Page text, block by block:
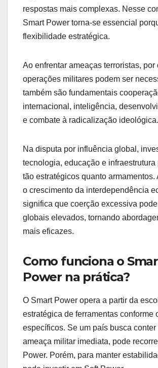
respostas mais complexas. Nesse
Smart Power torna-se essencial
flexibilidade estratégica.
Ao enfrentar ameaças terroristas, por
operações militares podem ser
também são fundamentais
internacional, inteligência,
e combate à radicalização ideológica.
Na disputa por influência global,
tecnologia, educação e infraestrutura
tão estratégicos quanto armamentos.
o crescimento da interdependência
significa que coerção excessiva
globais elevados, tornando
mais eficazes.
Como funciona o
Power na prática?
O Smart Power opera a partir da
estratégica de ferramentas conforme
específicos. Se um país busca conter
ameaça militar imediata, pode
Power. Porém, para manter